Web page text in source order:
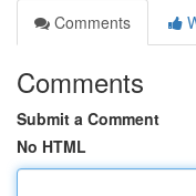
Comments
Comments
Submit a Comment
No HTML